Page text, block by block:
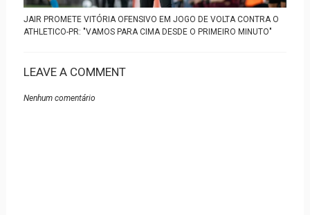
JAIR PROMETE VITÓRIA OFENSIVO EM JOGO DE VOLTA CONTRA O
ATHLETICO-PR: "VAMOS PARA CIMA DESDE O PRIMEIRO MINUTO"
LEAVE A COMMENT
Nenhum comentário